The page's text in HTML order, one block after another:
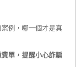
例，哪一個才是真
單，提醒小心詐騙